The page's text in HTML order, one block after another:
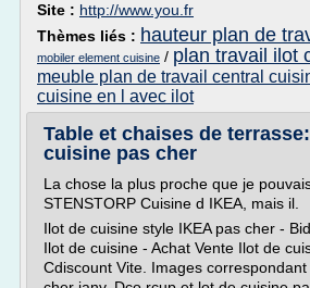
Site : http://www.you.fr
Thèmes liés : hauteur plan de
mobiler element cuisine / plan travail ilot
meuble plan de travail central
cuisine en l avec ilot
Table et chaises de
cuisine pas cher
La chose la plus proche que je
STENSTORP Cuisine d IKEA, mais il.
Ilot de cuisine style IKEA pas cher -
Ilot de cuisine - Achat Vente Ilot de
Cdiscount Vite. Images